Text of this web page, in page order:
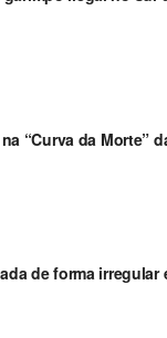
“Curva da Morte”
de forma irregular